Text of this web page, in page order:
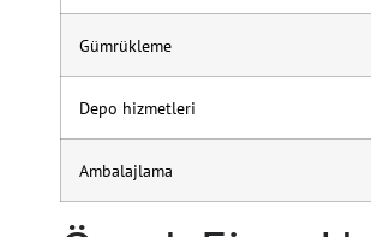
Gümrükleme
Depo hizmetleri
Ambalajlama